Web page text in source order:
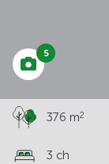
5
376 m2
3 ch